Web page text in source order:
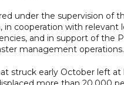
under the supervision of
in cooperation with relevant
and in support of the
management operations.
struck early October left at